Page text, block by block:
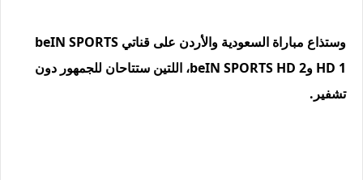
وستذاع مباراة السعودية والأردن على قناتي beIN SPORTS
HD 1 وbeIN SPORTS HD 2، اللتين ستتاحان للجمهور دون
تشفير.